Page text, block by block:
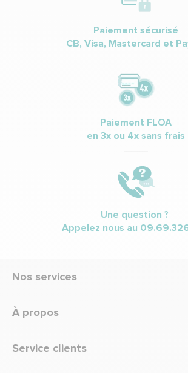
Paiement sécurisé
CB, Visa, Mastercard et
Paiement FLOA
en 3x ou 4x sans frais
Une question ?
Appelez nous au
Nos services
À propos
Service clients